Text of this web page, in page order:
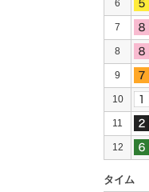
6
7
8
9
10
11
12
タイム